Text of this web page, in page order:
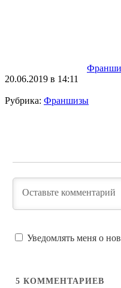
20.06.2019 в 14:11
Рубрика: Франшизы
Уведомлять меня о
5 КОММЕНТАРИЕВ